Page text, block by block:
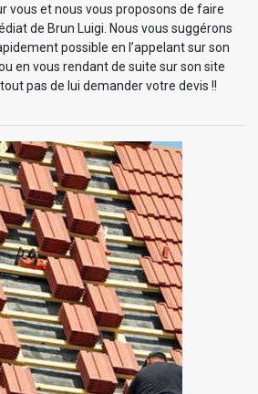
vous et nous vous proposons de faire
de Brun Luigi. Nous vous suggérons
possible en l’appelant sur son
en vous rendant de suite sur son site
pas de lui demander votre devis !!